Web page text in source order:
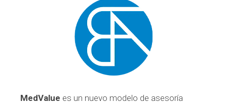
MedValue es un nuevo modelo de asesoría